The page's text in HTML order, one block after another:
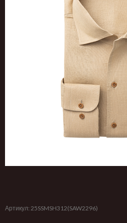
Артикул: 25SSMSH312(SAW2296)